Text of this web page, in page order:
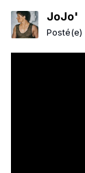
JoJo'
Posté(e)